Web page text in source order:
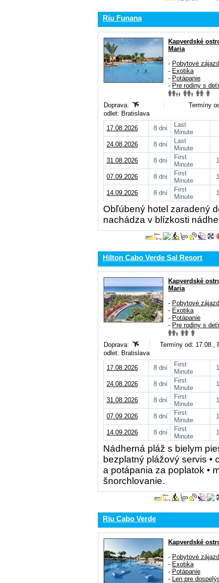
Riu Funana
Kapverdské
Maria
- Pobytové
- Exotika
- Potápanie
- Pre rodiny s
Doprava:
Termíny
odlet: Bratislava
17.08.2026
8 dní
Last
Minute
24.08.2026
8 dní
Last
Minute
31.08.2026
8 dní
First
Minute
07.09.2026 8 dní
First
Minute
14.09.2026 8 dní
First
Minute
Obľúbený hotel zaradený
nachádza v blízkosti
Hilton Cabo Verde Sal Resort
Kapverdské
Maria
- Pobytové
- Exotika
- Potápanie
- Pre rodiny s
Doprava:
Termíny od: 17.08.,
odlet: Bratislava
17.08.2026
8 dní
First
Minute
24.08.2026 8 dní
First
Minute
31.08.2026 8 dní
First
Minute
07.09.2026 8 dní
First
Minute
14.09.2026 8 dní
First
Minute
Nádherná pláž s bielym
bezplatný plážový servis •
a potápania za poplatok •
šnorchlovanie.
Riu Cabo Verde
Kapverdské
- Pobytové
- Exotika
- Potápanie
- Len pre